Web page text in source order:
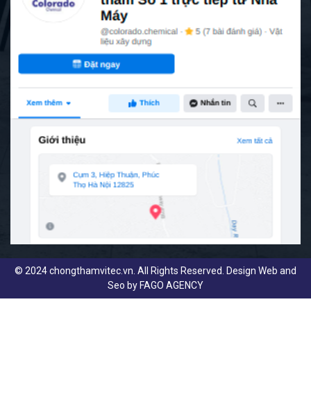
© 2024 chongthamvitec.vn. All Rights Reserved. Design Web and
Seo by FAGO AGENCY